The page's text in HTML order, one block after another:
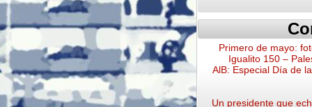
Primero de mayo:
Igualito 150 –
AlB: Especial Día de
Un presidente que